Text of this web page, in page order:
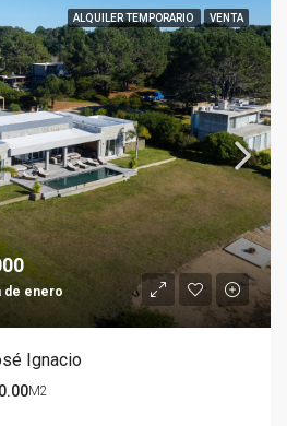
ALQUILER TEMPORARIO VENTA
de enero
Ignacio
0.00M2